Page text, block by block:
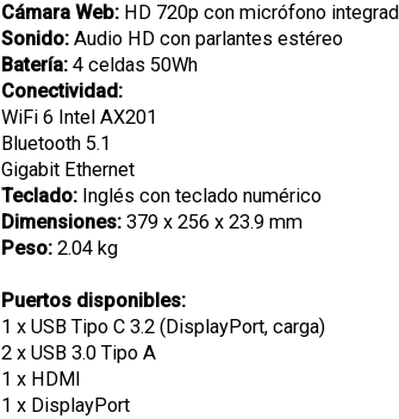
Cámara Web: HD 720p con micrófono
Sonido: Audio HD con parlantes estéreo
Batería: 4 celdas 50Wh
Conectividad:
WiFi 6 Intel AX201
Bluetooth 5.1
Gigabit Ethernet
Teclado: Inglés con teclado numérico
Dimensiones: 379 x 256 x 23.9 mm
Peso: 2.04 kg
Puertos disponibles:
1 x USB Tipo C 3.2 (DisplayPort, carga)
2 x USB 3.0 Tipo A
1 x HDMI
1 x DisplayPort